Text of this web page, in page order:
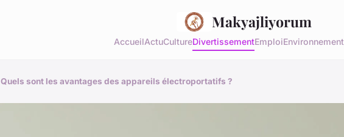
Makyajliyorum
AccueilActuCultureDivertissementEmploiEnvironnement
Quels sont les avantages des appareils électroportatifs ?